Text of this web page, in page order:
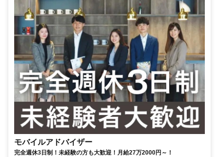
モバイルアドバイザー
完全週休3日制！未経験の方も大歓迎！月給27万2000円～！